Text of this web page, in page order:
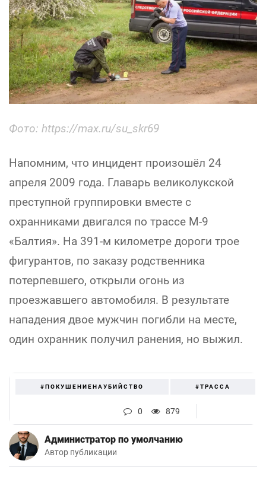
Фото: https://max.ru/su_skr69
Напомним, что инцидент произошёл 24
апреля 2009 года. Главарь великолукской
преступной группировки вместе с
охранниками двигался по трассе М-9
«Балтия». На 391-м километре дороги трое
фигурантов, по заказу родственника
потерпевшего, открыли огонь из
проезжавшего автомобиля. В результате
нападения двое мужчин погибли на месте,
один охранник получил ранения, но выжил.
#ПОКУШЕНИЕНАУБИЙСТВО #ТРАССА
0 879
Администратор по умолчанию
Автор публикации